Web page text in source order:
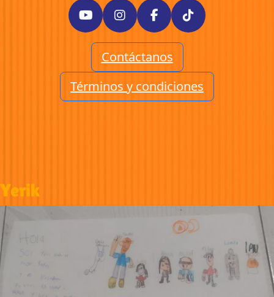
Contáctanos
Términos y condiciones
Yerik